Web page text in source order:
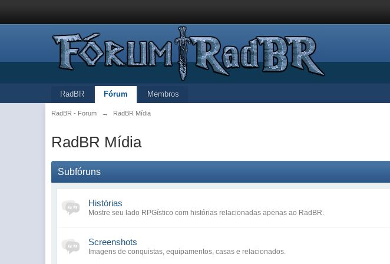
RadBR Fórum Membros
RadBR - Forum → RadBR Mídia
RadBR Mídia
Subfóruns
Histórias
Mostre seu lado RPGístico com histórias relacionadas apenas ao RadBR.
Screenshots
Imagens de conquistas, equipamentos, casas e relacionados.